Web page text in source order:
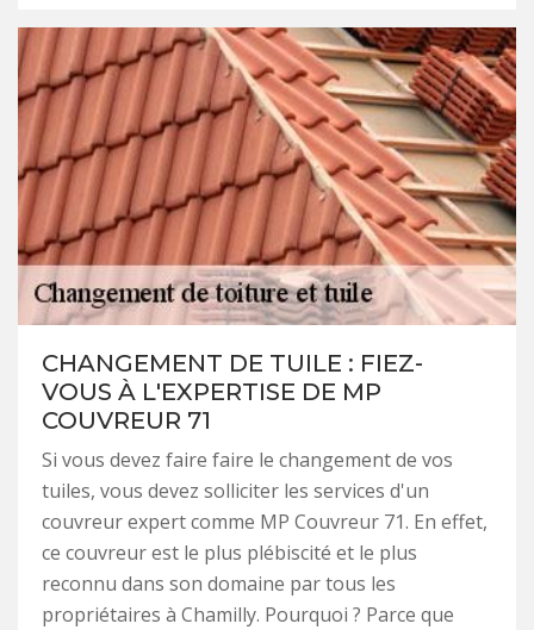
CHANGEMENT DE TUILE : FIEZ-
VOUS À L'EXPERTISE DE MP
COUVREUR 71
Si vous devez faire faire le changement de vos
tuiles, vous devez solliciter les services d'un
couvreur expert comme MP Couvreur 71. En effet,
ce couvreur est le plus plébiscité et le plus
reconnu dans son domaine par tous les
propriétaires à Chamilly. Pourquoi ? Parce que